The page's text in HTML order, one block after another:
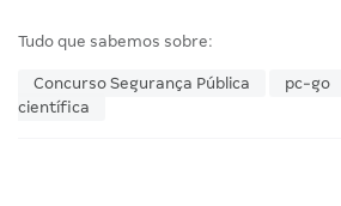
Tudo que sabemos sobre:
Concurso Segurança Pública pc-go
científica